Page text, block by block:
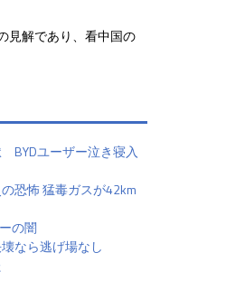
見解であり、看中国の
BYDユーザー泣き寝入
恐怖 猛毒ガスが42km
の闇
なら逃げ場なし